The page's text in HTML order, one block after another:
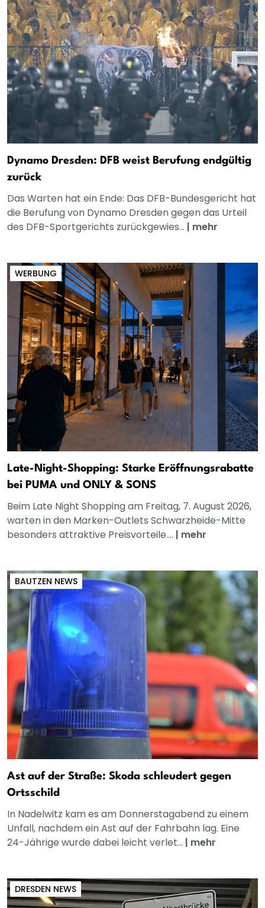
Dynamo Dresden: DFB weist Berufung endgültig
zurück
Das Warten hat ein Ende: Das DFB-Bundesgericht hat
die Berufung von Dynamo Dresden gegen das Urteil
des DFB-Sportgerichts zurückgewies... | mehr
WERBUNG
Late-Night-Shopping: Starke Eröffnungsrabatte
bei PUMA und ONLY & SONS
Beim Late Night Shopping am Freitag, 7. August 2026,
warten in den Marken-Outlets Schwarzheide-Mitte
besonders attraktive Preisvorteile.... | mehr
BAUTZEN NEWS
Ast auf der Straße: Skoda schleudert gegen
Ortsschild
In Nadelwitz kam es am Donnerstagabend zu einem
Unfall, nachdem ein Ast auf der Fahrbahn lag. Eine
24-Jährige wurde dabei leicht verlet... | mehr
DRESDEN NEWS